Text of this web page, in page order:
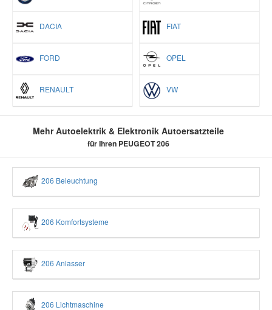
DACIA FIAT
FORD OPEL
RENAULT VW
Mehr Autoelektrik & Elektronik Autoersatzteile
für Ihren PEUGEOT 206
206 Beleuchtung
206 Komfortsysteme
206 Anlasser
206 Lichtmaschine